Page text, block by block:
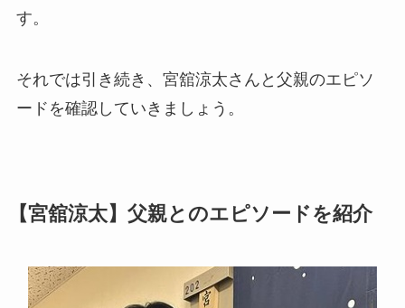
す。
それでは引き続き、宮舘涼太さんと父親のエピソ
ードを確認していきましょう。
【宮舘涼太】父親とのエピソードを紹介